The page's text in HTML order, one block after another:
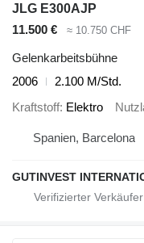
JLG E300AJP
11.500 €
≈ 10.750 CHF
Gelenkarbeitsbühne
2006
2.100 M/Std.
Kraftstoff Elektro
Spanien, Barcelona
GUTINVEST